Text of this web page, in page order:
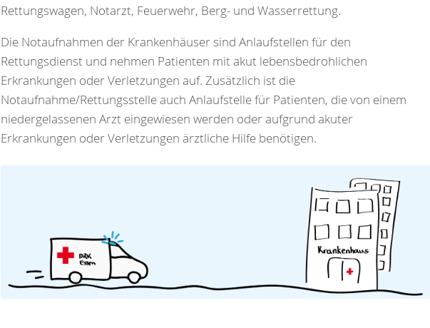
Rettungswagen, Notarzt, Feuerwehr, Berg- und Wasserrettung.
Die Notaufnahmen der Krankenhäuser sind Anlaufstellen für den
Rettungsdienst und nehmen Patienten mit akut lebensbedrohlichen
Erkrankungen oder Verletzungen auf. Zusätzlich ist die
Notaufnahme/Rettungsstelle auch Anlaufstelle für Patienten, die von einem
niedergelassenen Arzt eingewiesen werden oder aufgrund akuter
Erkrankungen oder Verletzungen ärztliche Hilfe benötigen.